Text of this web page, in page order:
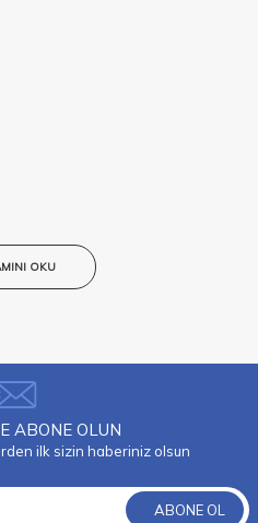
OKU
ABONE OLUN
ilk sizin haberiniz olsun
ABONE OL